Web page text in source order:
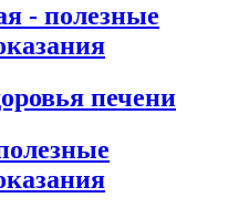
- полезные
печени